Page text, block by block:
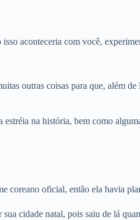
aconteceria com você,
outras coisas para que, além
na história, bem como
coreano oficial, então ela havia
cidade natal, pois saiu de lá